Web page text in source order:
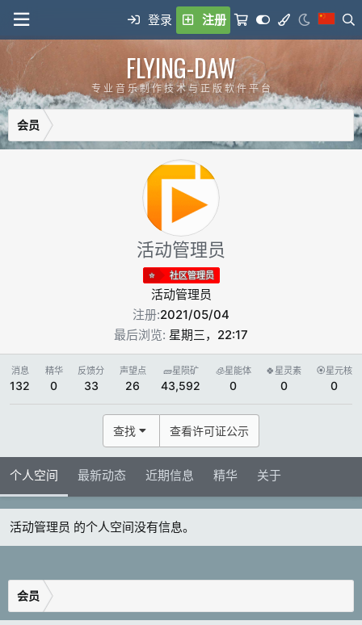
登录 注册
FLYING-DAW
专 业 音 乐 制 作 技 术 与 正 版 软 件 平 台
会员
活动管理员
社区管理员
活动管理员
注册 2021/05/04
最后浏览 星期三，22:17
消息
132
精华
0
反馈分
33
声望点
26
🧱星陨矿
43,592
🧊星能体
0
🍀星灵素
0
🏵️星元核
0
查找 查看许可证公示
个人空间 最新动态 近期信息 精华 关于
活动管理员 的个人空间没有信息。
会员